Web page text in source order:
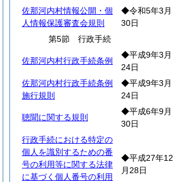
佐那河内村情報公開・個
人情報保護審査会規則
◆令和5年3月
30日
第5節 行政手続
佐那河内村行政手続条例
◆平成9年3月
24日
佐那河内村行政手続条例
施行規則
◆平成9年3月
24日
聴聞に関する規則
◆平成6年9月
30日
行政手続における特定の
個人を識別するための番
号の利用等に関する法律
に基づく個人番号の利用
◆平成27年12
月28日